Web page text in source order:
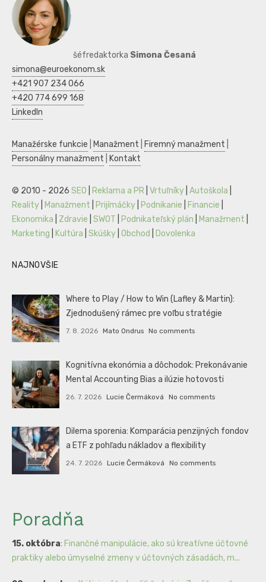
šéfredaktorka Simona Česaná
simona@euroekonom.sk
+421 907 234 066
+420 774 699 168
LinkedIn
Manažérske funkcie Manažment Firemný manažment
Personálny manažment
Kontakt
© 2010 - 2026 SEO Reklama a PR Vrtuľníky Autoškola
Reality
Manažment Prijímáčky Podnikanie Financie
Ekonomika
Zdravie SWOT Podnikateľský plán Manažment
Marketing
Kultúra Skúšky Obchod Dovolenka
NAJNOVŠIE
Where to Play / How to Win (Lafley & Martin):
Zjednodušený rámec pre voľbu stratégie
7. 8. 2026 Mato Ondrus No comments
Kognitívna ekonómia a dôchodok: Prekonávanie
Mental Accounting Bias a ilúzie hotovosti
26. 7. 2026 Lucie Čermáková No comments
Dilema sporenia: Komparácia penzijných fondov
a ETF z pohľadu nákladov a flexibility
24. 7. 2026 Lucie Čermáková No comments
Poradňa
15. októbra: Finančné manipulácie, ako sú kreatívne účtovné
praktiky alebo úmyselné zmeny v účtovných zásadách, m...